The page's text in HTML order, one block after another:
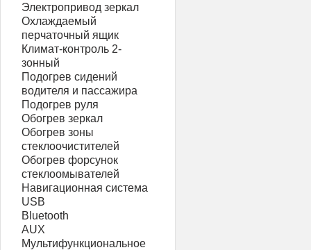
Электропривод зеркал
Охлаждаемый
перчаточный ящик
Климат-контроль 2-
зонный
Подогрев сидений
водителя и пассажира
Подогрев руля
Обогрев зеркал
Обогрев зоны
стеклоочистителей
Обогрев форсунок
стеклоомывателей
Навигационная система
USB
Bluetooth
AUX
Мультифункциональное